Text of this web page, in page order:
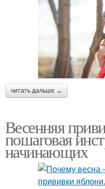
читать дальше →
Весенняя
пошаговая
начинающих